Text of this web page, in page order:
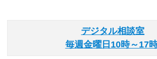
デジタル相談室
毎週金曜日10時～17